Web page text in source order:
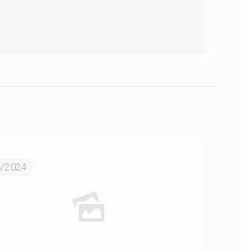
2024